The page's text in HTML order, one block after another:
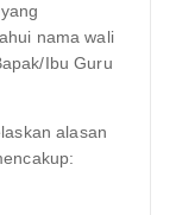
nama wali
Ibu Guru
alasan